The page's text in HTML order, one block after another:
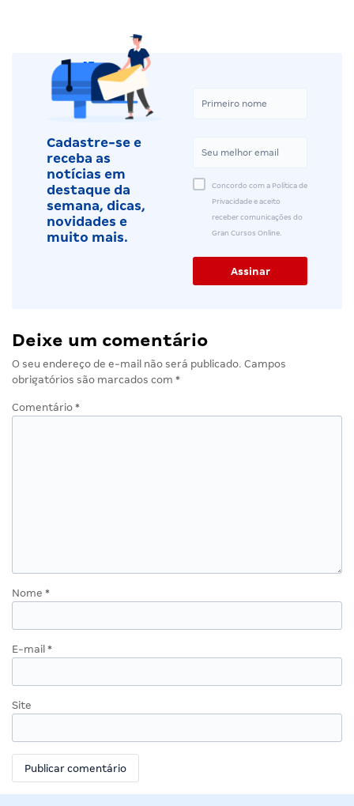
Cadastre-se e
receba as
notícias em
destaque da
semana, dicas,
novidades e
muito mais.
Concordo com a Política de
Privacidade e aceito
receber comunicações do
Gran Cursos Online.
Deixe um comentário
O seu endereço de e-mail não será publicado. Campos
obrigatórios são marcados com *
Comentário *
Nome *
E-mail *
Site